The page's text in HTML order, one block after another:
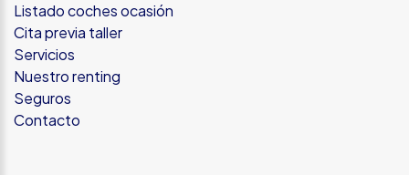
Listado coches ocasión
Cita previa taller
Servicios
Nuestro renting
Seguros
Contacto